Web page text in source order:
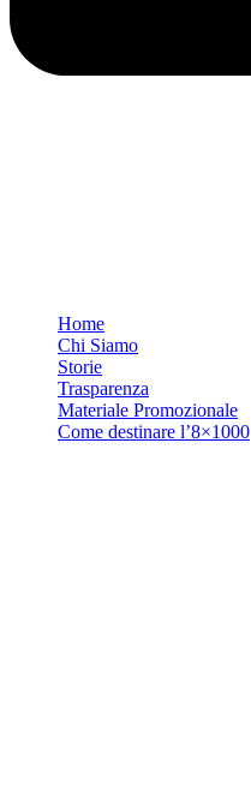
Home
Chi Siamo
Storie
Trasparenza
Materiale Promozionale
Come destinare l’8×1000